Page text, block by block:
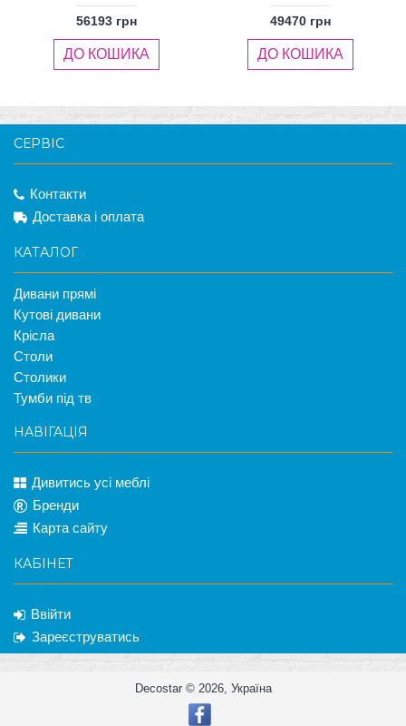
56193 грн
ДО КОШИКА
49470 грн
ДО КОШИКА
СЕРВІС
Контакти
Доставка і оплата
КАТАЛОГ
Дивани прямі
Кутові дивани
Крісла
Столи
Столики
Тумби під тв
НАВІГАЦІЯ
Дивитись усі меблі
Бренди
Карта сайту
КАБІНЕТ
Ввійти
Зареєструватись
Decostar © 2026, Україна